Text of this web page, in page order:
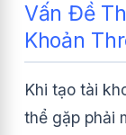
Vấn Đề
Khoản
Khi tạo tài
thể gặp phải